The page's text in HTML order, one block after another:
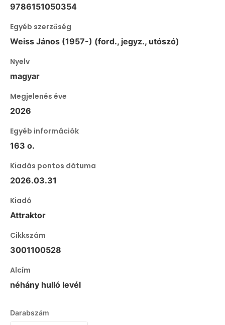
9786151050354
Egyéb szerzőség
Weiss János (1957-) (ford., jegyz., utószó)
Nyelv
magyar
Megjelenés éve
2026
Egyéb információk
163 o.
Kiadás pontos dátuma
2026.03.31
Kiadó
Attraktor
Cikkszám
3001100528
Alcím
néhány hulló levél
Darabszám